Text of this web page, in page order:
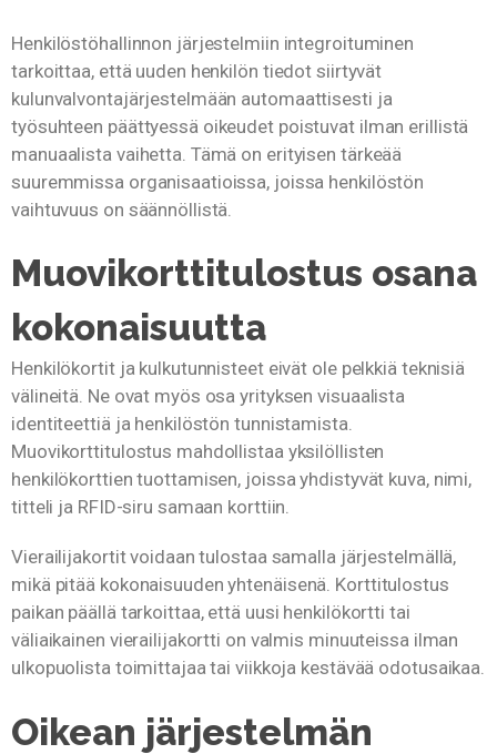
Henkilöstöhallinnon järjestelmiin integroituminen
tarkoittaa, että uuden henkilön tiedot siirtyvät
kulunvalvontajärjestelmään automaattisesti ja
työsuhteen päättyessä oikeudet poistuvat ilman erillistä
manuaalista vaihetta. Tämä on erityisen tärkeää
suuremmissa organisaatioissa, joissa henkilöstön
vaihtuvuus on säännöllistä.
Muovikorttitulostus osana
kokonaisuutta
Henkilökortit ja kulkutunnisteet eivät ole pelkkiä teknisiä
välineitä. Ne ovat myös osa yrityksen visuaalista
identiteettiä ja henkilöstön tunnistamista.
Muovikorttitulostus mahdollistaa yksilöllisten
henkilökorttien tuottamisen, joissa yhdistyvät kuva, nimi,
titteli ja RFID-siru samaan korttiin.
Vierailijakortit voidaan tulostaa samalla järjestelmällä,
mikä pitää kokonaisuuden yhtenäisenä. Korttitulostus
paikan päällä tarkoittaa, että uusi henkilökortti tai
väliaikainen vierailijakortti on valmis minuuteissa ilman
ulkopuolista toimittajaa tai viikkoja kestävää odotusaikaa.
Oikean järjestelmän